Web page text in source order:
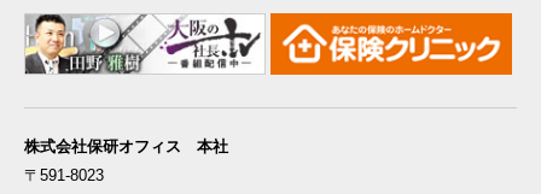
株式会社保研オフィス 本社
〒591-8023